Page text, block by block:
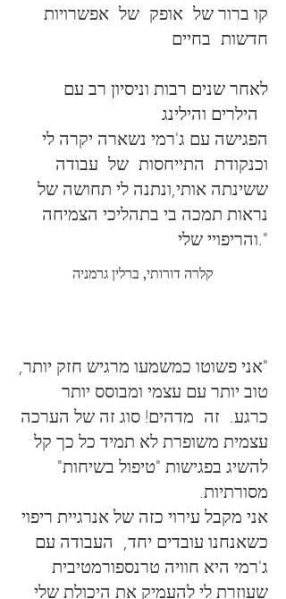
קו ברור של אופק של אפשרויות
חדשות בחיים
לאחר שנים רבות וניסיון רב עם
וכנקודת התייחסות של עבודה
ששינתה אותי,ונתנה לי תחושה של
נראות תמכה בי בתהליכי הצמיחה
והריפויי שלי."
קלרה דורותי, ברלין גרמניה
"אני פשוטו כמשמעו מרגיש חזק יותר,
טוב יותר עם עצמי ומבוסס יותר
כרגע. זה מדהים! סוג זה של הערכה
עצמית משופרת לא תמיד כל כך קל
להשיג בפגישות "טיפול בשיחות"
מסורתיות.
אני מקבל עירוי כזה של אנרגיית ריפוי
כשאנחנו עובדים יחד, העבודה עם
ג'רמי היא חוויה טרנספורמטיבית
שעוזרת לי להעמיק את היכולת שלי